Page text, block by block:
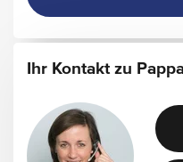
Ihr Kontakt zu